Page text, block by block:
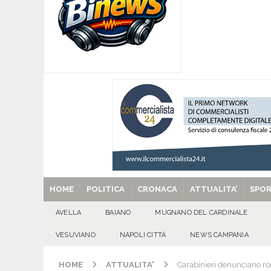
[ 09/08/2026 ]
[ 09/08/2026 ]
[ 09/08/2026 ]
[ 29/08/2025 ]
HOME POLITICA CRONACA ATTUALITA’
AVELLA BAIANO MUGNANO DEL CARDINALE
VESUVIANO NAPOLI CITTÀ NEWS CAMPANIA
HOME ATTUALITA' Carabinieri denunciano